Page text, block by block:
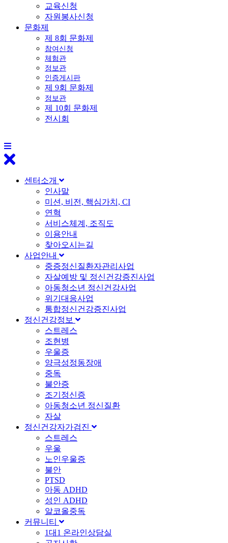
교육신청
자원봉사신청
문화제
제 8회 문화제
참여신청
체험관
정보관
인증게시판
제 9회 문화제
정보관
제 10회 문화제
전시회
센터소개
인사말
미션, 비전, 핵심가치, CI
연혁
서비스체계, 조직도
이용안내
찾아오시는길
사업안내
중증정신질환자관리사업
자살예방 및 정신건강증진사업
아동청소년 정신건강사업
위기대응사업
통합정신건강증진사업
정신건강정보
스트레스
조현병
우울증
양극성정동장애
중독
불안증
조기정신증
아동청소년 정신질환
자살
정신건강자가검진
스트레스
우울
노인우울증
불안
PTSD
아동 ADHD
성인 ADHD
알코올중독
커뮤니티
1대1 온라인상담실